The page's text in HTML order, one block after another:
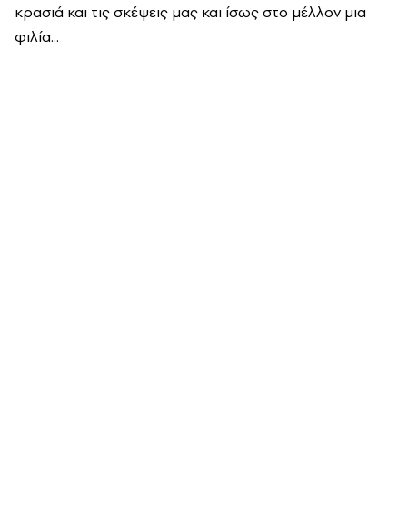
κρασιά και τις σκέψεις μας και ίσως στο μέλλον μια
φιλία...